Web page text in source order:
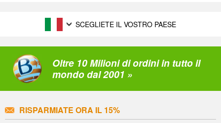
SCEGLIETE IL VOSTRO PAESE
Oltre 10 Milioni di ordini in tutto il
mondo dal 2001 »
RISPARMIATE ORA IL 15%